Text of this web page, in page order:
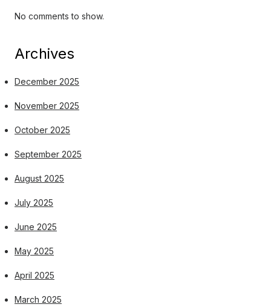
No comments to show.
Archives
December 2025
November 2025
October 2025
September 2025
August 2025
July 2025
June 2025
May 2025
April 2025
March 2025